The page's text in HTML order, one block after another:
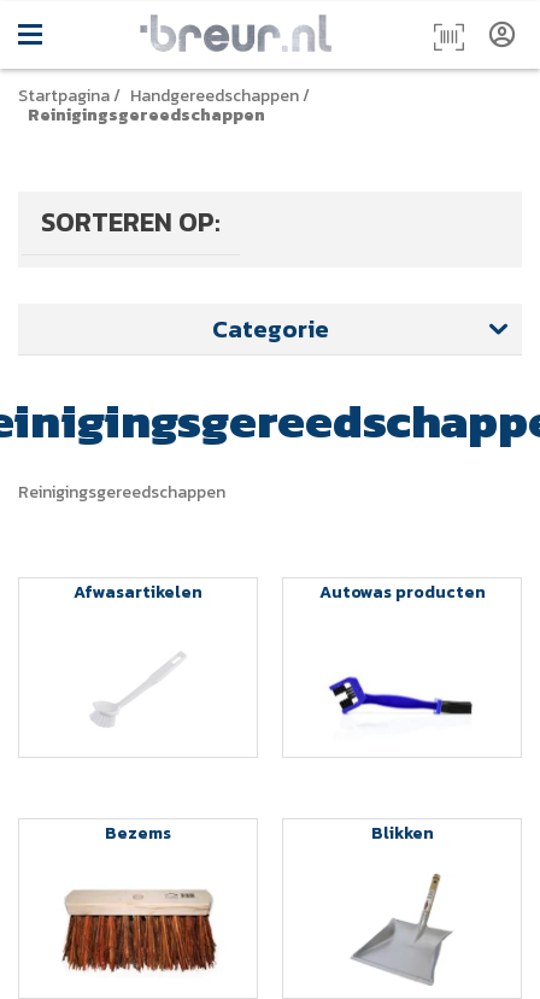
Startpagina/ Handgereedschappen/
Reinigingsgereedschappen
SORTEREN OP:
Categorie
Reinigingsgereedschappen
Afwasartikelen Autowas producten
Bezems Blikken